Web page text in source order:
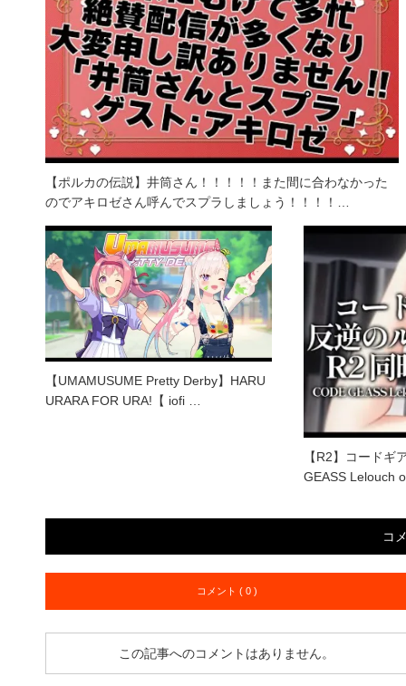
【ポルカの伝説】井筒さん！！！！！また間に合わなかった
のでアキロゼさん呼んでスプラしましょう！！！！…
【UMAMUSUME Pretty Derby】HARU
URARA FOR URA!【 iofi …
【R2】コードギ
GEASS Lelouch
コ
コメント ( 0 )
この記事へのコメントはありません。